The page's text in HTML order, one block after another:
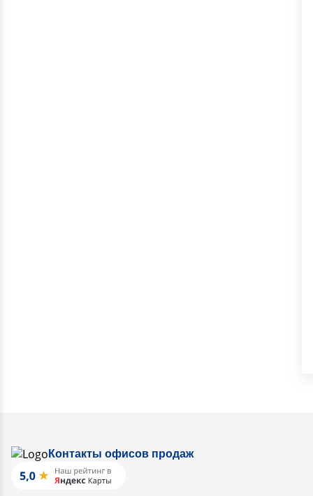
Контакты офисов продаж